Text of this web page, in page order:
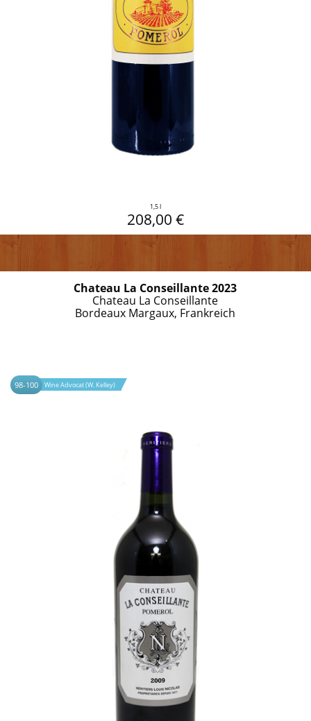
1,5 l
208,00 €
Chateau La Conseillante 2023
Chateau La Conseillante
Bordeaux Margaux, Frankreich
98-100 Wine Advocat (W. Kelley)